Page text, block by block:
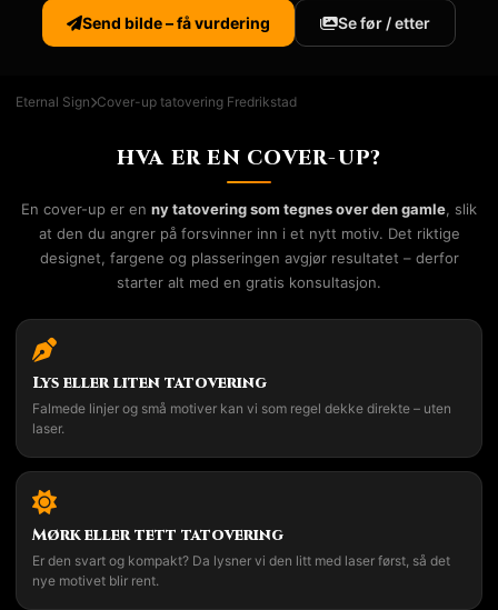
Send bilde – få vurdering Se før / etter
Eternal Sign Cover-up tatovering Fredrikstad
HVA ER EN COVER-UP?
En cover-up er en ny tatovering som tegnes over den gamle , slik
at den du angrer på forsvinner inn i et nytt motiv. Det riktige
designet, fargene og plasseringen avgjør resultatet – derfor
starter alt med en gratis konsultasjon.
Lys eller liten tatovering
Falmede linjer og små motiver kan vi som regel dekke direkte – uten
laser.
Mørk eller tett tatovering
Er den svart og kompakt? Da lysner vi den litt med laser først, så det
nye motivet blir rent.